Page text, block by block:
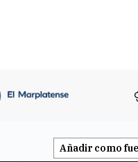
Añadir como